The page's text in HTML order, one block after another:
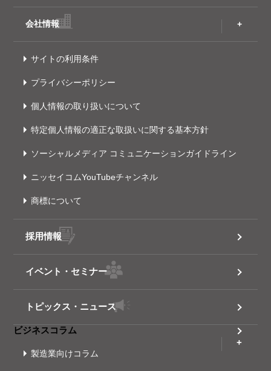
会社情報
サイトの利用条件
プライバシーポリシー
個人情報の取り扱いについて
特定個人情報の適正な取扱いに関する基本方針
ソーシャルメディア コミュニケーションガイドライン
ニッセイコムYouTubeチャンネル
商標について
採用情報
イベント・セミナー
トピックス・ニュース
ビジネスコラム
製造業向けコラム